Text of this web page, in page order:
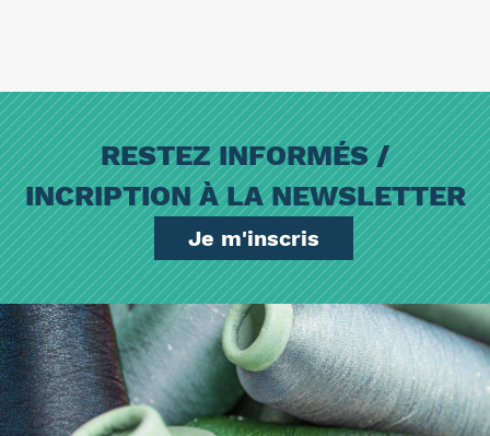
RESTEZ INFORMÉS /
INCRIPTION À LA NEWSLETTER
Je m'inscris